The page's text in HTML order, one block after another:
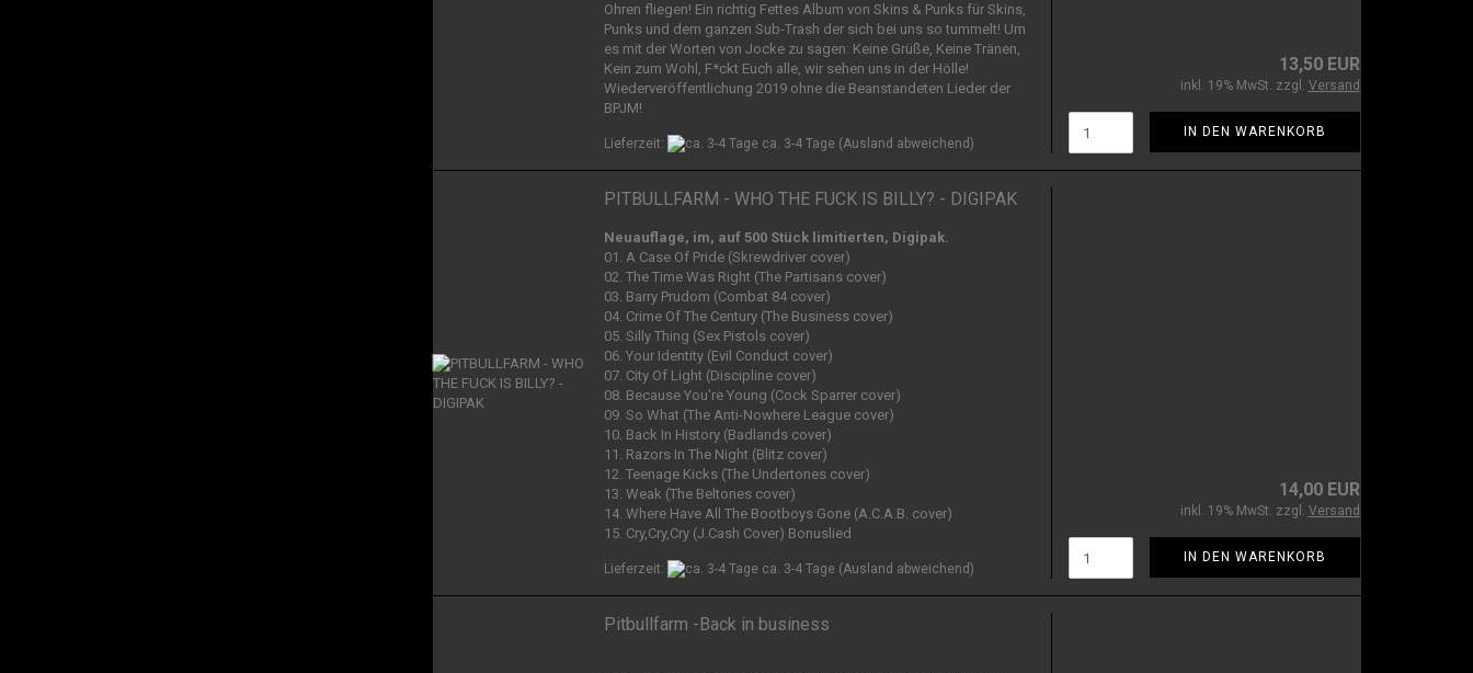
Ohren fliegen! Ein richtig Fettes Album von Skins & Punks für Skins,
Punks und dem ganzen Sub-Trash der sich bei uns so tummelt! Um
es mit der Worten von Jocke zu sagen: Keine Grüße, Keine Tränen,
Kein zum Wohl, F*ckt Euch alle, wir sehen uns in der Hölle!
Wiederveröffentlichung 2019 ohne die Beanstandeten Lieder der
BPJM!
Lieferzeit: ca. 3-4 Tage (Ausland abweichend)
13,50 EUR
inkl. 19% MwSt. zzgl. Versand
IN DEN WARENKORB
PITBULLFARM - WHO THE FUCK IS BILLY? - DIGIPAK
Neuauflage, im, auf 500 Stück limitierten, Digipak.
01. A Case Of Pride (Skrewdriver cover)
02. The Time Was Right (The Partisans cover)
03. Barry Prudom (Combat 84 cover)
04. Crime Of The Century (The Business cover)
05. Silly Thing (Sex Pistols cover)
06. Your Identity (Evil Conduct cover)
07. City Of Light (Discipline cover)
08. Because You're Young (Cock Sparrer cover)
09. So What (The Anti-Nowhere League cover)
10. Back In History (Badlands cover)
11. Razors In The Night (Blitz cover)
12. Teenage Kicks (The Undertones cover)
13. Weak (The Beltones cover)
14. Where Have All The Bootboys Gone (A.C.A.B. cover)
15. Cry,Cry,Cry (J.Cash Cover) Bonuslied
Lieferzeit: ca. 3-4 Tage (Ausland abweichend)
14,00 EUR
inkl. 19% MwSt. zzgl. Versand
IN DEN WARENKORB
Pitbullfarm -Back in business